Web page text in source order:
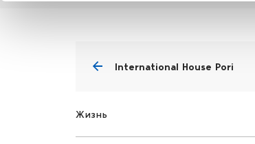
International House Pori
Жизнь